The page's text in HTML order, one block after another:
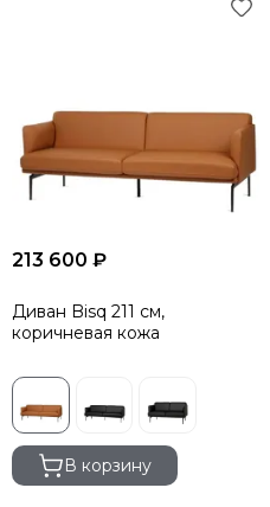
213 600 ₽
Диван Bisq 211 см,
коричневая кожа
В корзину